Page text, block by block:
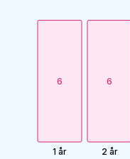
6
1 år
6
2 år